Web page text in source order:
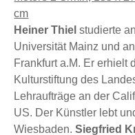
Heiner Thiel studierte
Universität Mainz und
Frankfurt a.M. Er erhielt
Kulturstiftung des
Lehraufträge an der
US. Der Künstler lebt
Wiesbaden.Siegfried